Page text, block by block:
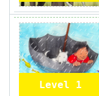
Level 1